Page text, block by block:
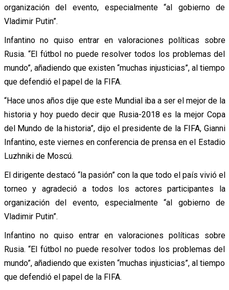
organización del evento, especialmente “al gobierno de
Vladimir Putin”.
Infantino no quiso entrar en valoraciones políticas sobre
Rusia. “El fútbol no puede resolver todos los problemas del
mundo”, añadiendo que existen “muchas injusticias”, al tiempo
que defendió el papel de la FIFA.
“Hace unos años dije que este Mundial iba a ser el mejor de la
historia y hoy puedo decir que Rusia-2018 es la mejor Copa
del Mundo de la historia”, dijo el presidente de la FIFA, Gianni
Infantino, este viernes en conferencia de prensa en el Estadio
Luzhniki de Moscú.
El dirigente destacó “la pasión” con la que todo el país vivió el
torneo y agradeció a todos los actores participantes la
organización del evento, especialmente “al gobierno de
Vladimir Putin”.
Infantino no quiso entrar en valoraciones políticas sobre
Rusia. “El fútbol no puede resolver todos los problemas del
mundo”, añadiendo que existen “muchas injusticias”, al tiempo
que defendió el papel de la FIFA.